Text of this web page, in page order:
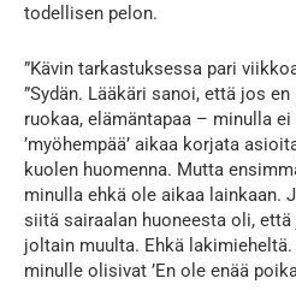
todellisen pelon.
”Kävin tarkastuksessa pari
”Sydän. Lääkäri sanoi, että jos
ruokaa, elämäntapaa – minulla
’myöhempää’ aikaa korjata
kuolen huomenna. Mutta
minulla ehkä ole aikaa lainkaan.
siitä sairaalan huoneesta oli,
joltain muulta. Ehkä
minulle olisivat ’En ole enää